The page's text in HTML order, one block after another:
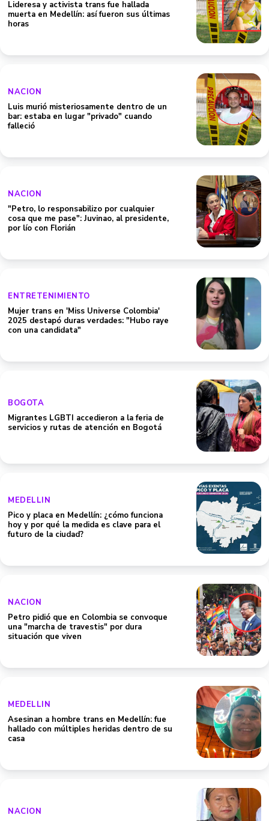
Lideresa y activista trans fue hallada
muerta en Medellín: así fueron sus últimas
horas
NACION
Luis murió misteriosamente dentro de un
bar: estaba en lugar "privado" cuando
falleció
NACION
"Petro, lo responsabilizo por cualquier
cosa que me pase": Juvinao, al presidente,
por lío con Florián
ENTRETENIMIENTO
Mujer trans en 'Miss Universe Colombia'
2025 destapó duras verdades: "Hubo raye
con una candidata"
BOGOTA
Migrantes LGBTI accedieron a la feria de
servicios y rutas de atención en Bogotá
MEDELLIN
Pico y placa en Medellín: ¿cómo funciona
hoy y por qué la medida es clave para el
futuro de la ciudad?
NACION
Petro pidió que en Colombia se convoque
una "marcha de travestis" por dura
situación que viven
MEDELLIN
Asesinan a hombre trans en Medellín: fue
hallado con múltiples heridas dentro de su
casa
NACION